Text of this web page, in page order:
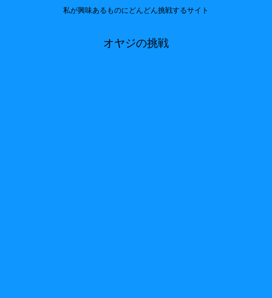
私が興味あるものにどんどん挑戦するサイト
オヤジの挑戦